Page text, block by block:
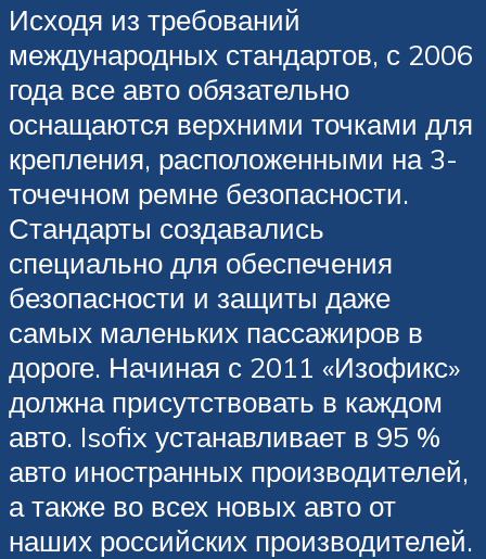
Исходя из требований
международных стандартов, с 2006
года все авто обязательно
оснащаются верхними точками для
крепления, расположенными на 3-
точечном ремне безопасности.
Стандарты создавались
специально для обеспечения
безопасности и защиты даже
самых маленьких пассажиров в
дороге. Начиная с 2011 «Изофикс»
должна присутствовать в каждом
авто. Isofix устанавливает в 95 %
авто иностранных производителей,
а также во всех новых авто от
наших российских производителей.